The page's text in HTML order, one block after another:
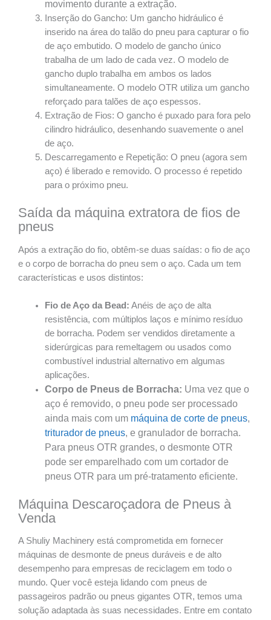
movimento durante a extração.
Inserção do Gancho: Um gancho hidráulico é
inserido na área do talão do pneu para capturar o fio
de aço embutido. O modelo de gancho único
trabalha de um lado de cada vez. O modelo de
gancho duplo trabalha em ambos os lados
simultaneamente. O modelo OTR utiliza um gancho
reforçado para talões de aço espessos.
Extração de Fios: O gancho é puxado para fora pelo
cilindro hidráulico, desenhando suavemente o anel
de aço.
Descarregamento e Repetição: O pneu (agora sem
aço) é liberado e removido. O processo é repetido
para o próximo pneu.
Saída da máquina extratora de fios de
pneus
Após a extração do fio, obtêm-se duas saídas: o fio de aço
e o corpo de borracha do pneu sem o aço. Cada um tem
características e usos distintos:
Fio de Aço da Bead: Anéis de aço de alta
resistência, com múltiplos laços e mínimo resíduo
de borracha. Podem ser vendidos diretamente a
siderúrgicas para remeltagem ou usados como
combustível industrial alternativo em algumas
aplicações.
Corpo de Pneus de Borracha: Uma vez que o
aço é removido, o pneu pode ser processado
ainda mais com um máquina de corte de pneus,
triturador de pneus, e granulador de borracha.
Para pneus OTR grandes, o desmonte OTR
pode ser emparelhado com um cortador de
pneus OTR para um pré-tratamento eficiente.
Máquina Descaroçadora de Pneus à
Venda
A Shuliy Machinery está comprometida em fornecer
máquinas de desmonte de pneus duráveis e de alto
desempenho para empresas de reciclagem em todo o
mundo. Quer você esteja lidando com pneus de
passageiros padrão ou pneus gigantes OTR, temos uma
solução adaptada às suas necessidades. Entre em contato